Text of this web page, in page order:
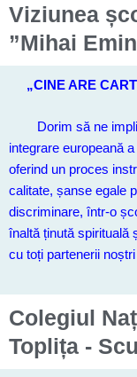
Viziunea
”Mihai
„CINE ARE
Dorim să ne
integrare europeană
oferind un proces
calitate, șanse egale
discriminare, într-o
înaltă ținută spirituală
cu toți partenerii
Colegiul
Toplița -